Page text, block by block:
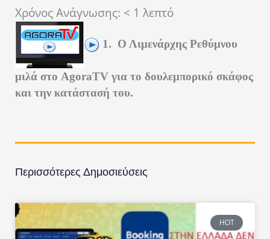
Χρόνος Ανάγνωσης: < 1 λεπτό
1. Ο Λιμενάρχης Ρεθύμνου
μιλά στο AgoraTV για το δουλεμπορικό σκάφος
και την κατάστασή του.
Περισσότερες Δημοσιεύσεις
HOT